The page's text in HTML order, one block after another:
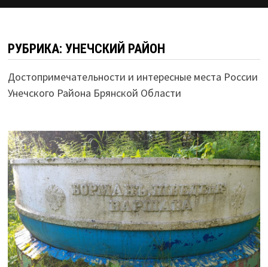
РУБРИКА: УНЕЧСКИЙ РАЙОН
Достопримечательности и интересные места России
Унечского Района Брянской Области